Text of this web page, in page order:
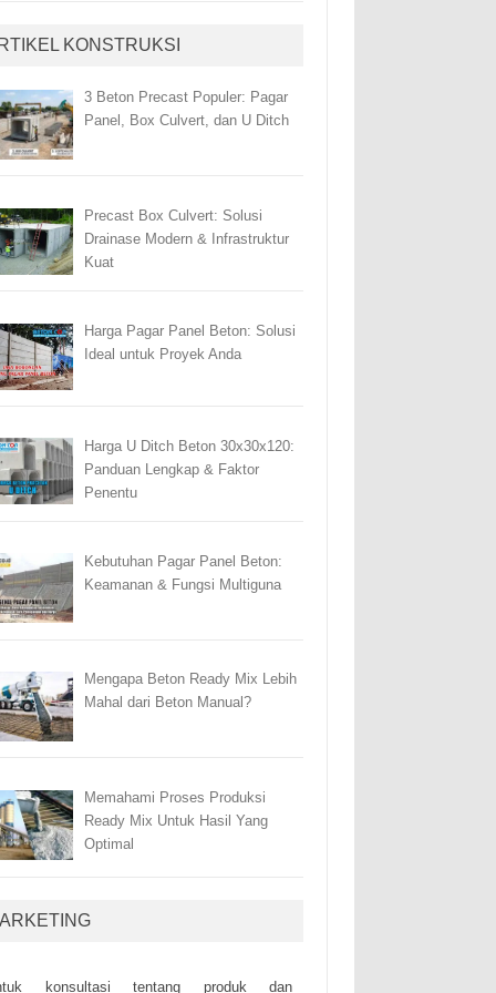
KONSTRUKSI
3 Beton Precast Populer: Pagar
Panel, Box Culvert, dan U Ditch
Precast Box Culvert: Solusi
Drainase Modern & Infrastruktur
Kuat
Harga Pagar Panel Beton: Solusi
Ideal untuk Proyek Anda
Harga U Ditch Beton 30x30x120:
Panduan Lengkap & Faktor
Penentu
Kebutuhan Pagar Panel Beton:
Keamanan & Fungsi Multiguna
Mengapa Beton Ready Mix Lebih
Mahal dari Beton Manual?
Memahami Proses Produksi
Ready Mix Untuk Hasil Yang
Optimal
kоnsultаsі tеntаng рrоduk dаn